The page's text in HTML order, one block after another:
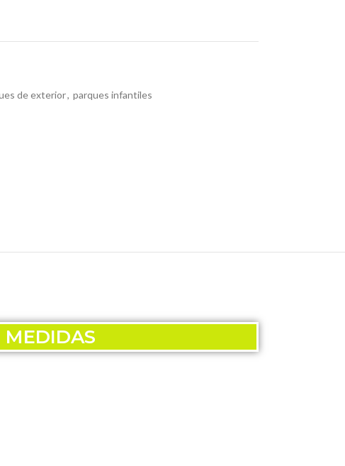
de exterior, parques infantiles
MEDIDAS